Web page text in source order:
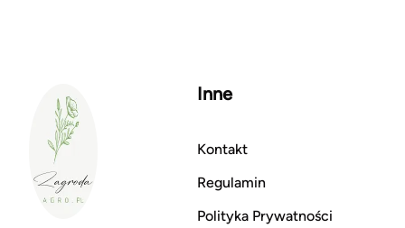
Inne
Kontakt
Regulamin
Polityka Prywatności